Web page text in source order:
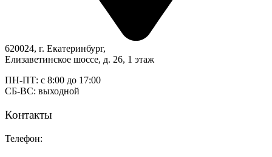
620024, г. Екатеринбург,
Елизаветинское шоссе, д. 26, 1 этаж
ПН-ПТ: с 8:00 до 17:00
СБ-ВС: выходной
Контакты
Телефон: